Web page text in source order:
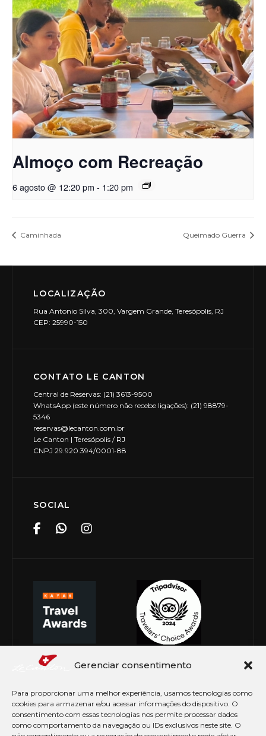
Gerenciar consentimento
Para proporcionar uma melhor experiência, usamos tecnologias como
cookies para armazenar e/ou acessar informações do dispositivo. O
consentimento com essas tecnologias nos permite processar dados
como comportamento da navegação ou IDs exclusivos neste site. O
Almoço com Recreação
6 agosto @ 12:20 pm - 1:20 pm
Caminhada Queimado Guerra
LOCALIZAÇÃO
Rua Antonio Silva, 300, Vargem Grande, Teresópolis, RJ
CEP: 25990-150
CONTATO LE CANTON
Central de Reservas: (21) 3613-9500
WhatsApp (este número não recebe ligações): (21) 98879-
5346
reservas@lecanton.com.br
Le Canton | Teresópolis / RJ
CNPJ 29.920.394/0001-88
SOCIAL